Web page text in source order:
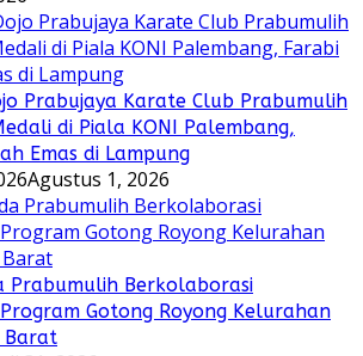
Prabujaya Karate Club Prabumulih
di Piala KONI Palembang,
Emas di Lampung
Agustus 1, 2026
Prabumulih Berkolaborasi
Gotong Royong Kelurahan
Barat